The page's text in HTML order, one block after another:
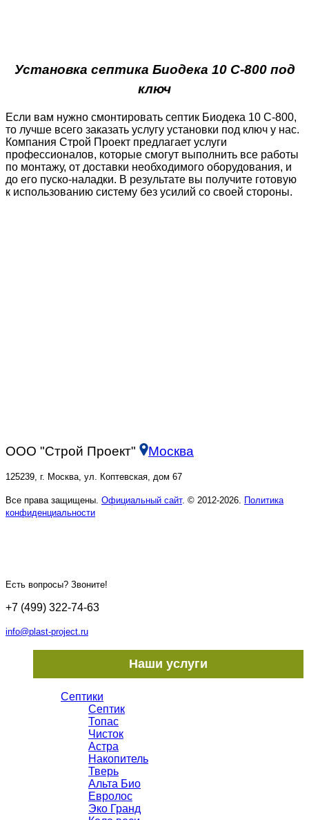
Установка септика Биодека 10 C-800 под
ключ
Если вам нужно смонтировать септик Биодека 10 C-800,
то лучше всего заказать услугу установки под ключ у нас.
Компания Строй Проект предлагает услуги
профессионалов, которые смогут выполнить все работы
по монтажу, от доставки необходимого оборудования, и
до его пуско-наладки. В результате вы получите готовую
к использованию систему без усилий со своей стороны.
ООО "Строй Проект" Москва
125239, г. Москва, ул. Коптевская, дом 67
Все права защищены. Официальный сайт. © 2012-2026. Политика
конфиденциальности
Есть вопросы? Звоните!
+7 (499) 322-74-63
info@plast-project.ru
Наши услуги
Септики
Септик
Топас
Чисток
Астра
Накопитель
Тверь
Альта Био
Евролос
Эко Гранд